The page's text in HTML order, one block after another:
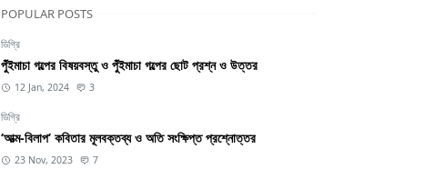
POPULAR POSTS
ডিগ্রি
পুঁইমাচা গল্পের বিষয়বস্তু ও পুঁইমাচা গল্পের ছোট প্রশ্ন ও উত্তর
12 Jan, 2024 3
ডিগ্রি
‘আত্ম-বিলাপ’ কবিতার মূলবক্তব্য ও অতি সংক্ষিপ্ত প্রশ্নোত্তর
23 Nov, 2023 7